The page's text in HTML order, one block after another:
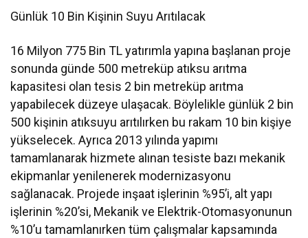
Günlük 10 Bin Kişinin Suyu Arıtılacak
16 Milyon 775 Bin TL yatırımla yapına başlanan proje
sonunda günde 500 metreküp atıksu arıtma
kapasitesi olan tesis 2 bin metreküp arıtma
yapabilecek düzeye ulaşacak. Böylelikle günlük 2 bin
500 kişinin atıksuyu arıtılırken bu rakam 10 bin kişiye
yükselecek. Ayrıca 2013 yılında yapımı
tamamlanarak hizmete alınan tesiste bazı mekanik
ekipmanlar yenilenerek modernizasyonu
sağlanacak. Projede inşaat işlerinin %95’i, alt yapı
işlerinin %20’si, Mekanik ve Elektrik-Otomasyonunun
%10’u tamamlanırken tüm çalışmalar kapsamında